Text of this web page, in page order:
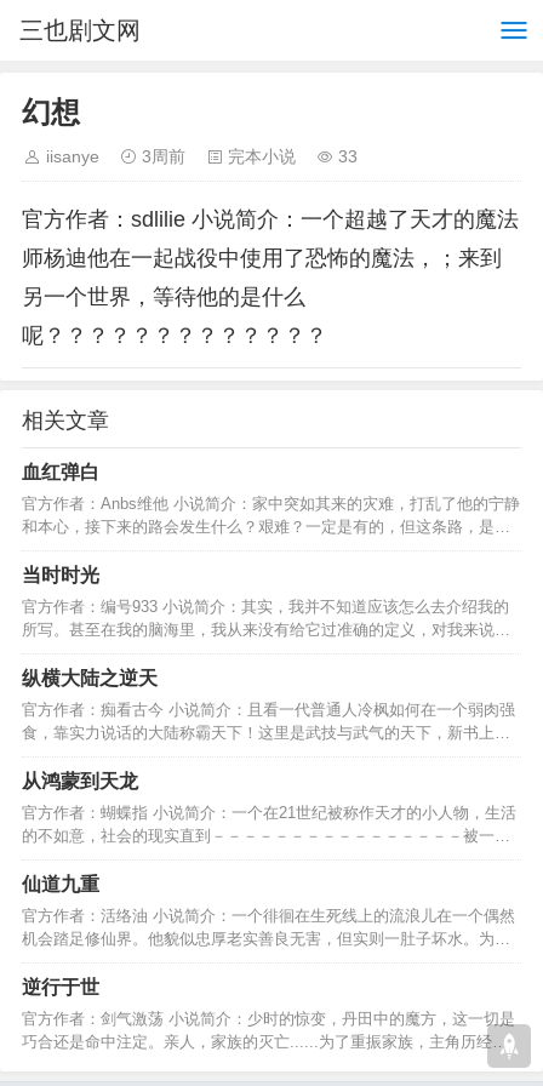
三也剧文网
幻想
iisanye 3周前 完本小说 33
官方作者：sdlilie 小说简介：一个超越了天才的魔法
师杨迪他在一起战役中使用了恐怖的魔法，；来到
另一个世界，等待他的是什么
呢？？？？？？？？？？？？？
相关文章
血红弹白
官方作者：Anbs维他 小说简介：家中突如其来的灾难，打乱了他的宁静
和本心，接下来的路会发生什么？艰难？一定是有的，但这条路，是复
仇还是新的开始......…
当时时光
官方作者：编号933 小说简介：其实，我并不知道应该怎么去介绍我的
所写。甚至在我的脑海里，我从来没有给它过准确的定义，对我来说，
可能这不仅是一本小说。…
纵横大陆之逆天
官方作者：痴看古今 小说简介：且看一代普通人冷枫如何在一个弱肉强
食，靠实力说话的大陆称霸天下！这里是武技与武气的天下，新书上
架，大家多多捧场！谢啦…
从鸿蒙到天龙
官方作者：蝴蝶指 小说简介：一个在21世纪被称作天才的小人物，生活
的不如意，社会的现实直到－－－－－－－－－－－－－－－－被一道
鸿蒙紫雷送到鸿蒙时期。…
仙道九重
官方作者：活络油 小说简介：一个徘徊在生死线上的流浪儿在一个偶然
机会踏足修仙界。他貌似忠厚老实善良无害，但实则一肚子坏水。为人
亦正亦邪，恩仇必报！…
逆行于世
官方作者：剑气激荡 小说简介：少时的惊变，丹田中的魔方，这一切是
巧合还是命中注定。亲人，家族的灭亡......为了重振家族，主角历经磨